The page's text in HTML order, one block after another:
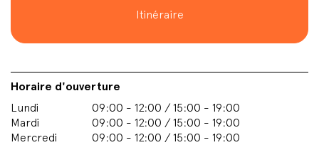
Itinéraire
Horaire d'ouverture
Lundi
09:00 - 12:00 / 15:00 - 19:00
Mardi
09:00 - 12:00 / 15:00 - 19:00
Mercredi
09:00 - 12:00 / 15:00 - 19:00